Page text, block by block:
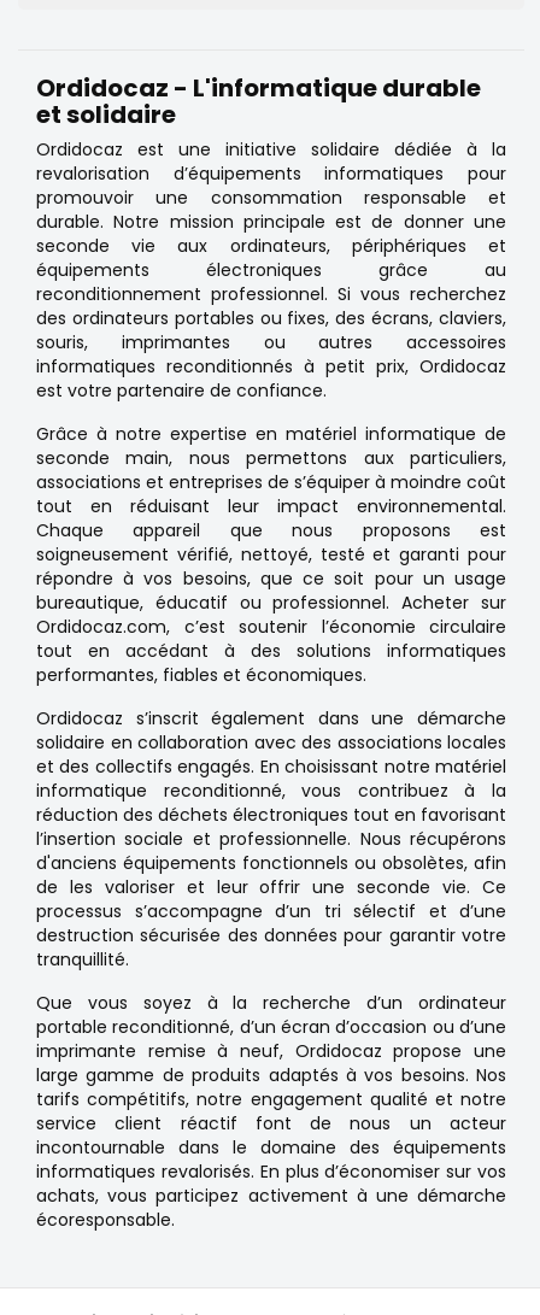
Ordidocaz - L'informatique durable
et solidaire
Ordidocaz est une initiative solidaire dédiée à la
revalorisation d’équipements informatiques pour
promouvoir une consommation responsable et
durable. Notre mission principale est de donner une
seconde vie aux ordinateurs, périphériques et
équipements électroniques grâce au
reconditionnement professionnel. Si vous recherchez
des ordinateurs portables ou fixes, des écrans, claviers,
souris, imprimantes ou autres accessoires
informatiques reconditionnés à petit prix, Ordidocaz
est votre partenaire de confiance.
Grâce à notre expertise en matériel informatique de
seconde main, nous permettons aux particuliers,
associations et entreprises de s’équiper à moindre coût
tout en réduisant leur impact environnemental.
Chaque appareil que nous proposons est
soigneusement vérifié, nettoyé, testé et garanti pour
répondre à vos besoins, que ce soit pour un usage
bureautique, éducatif ou professionnel. Acheter sur
Ordidocaz.com, c’est soutenir l’économie circulaire
tout en accédant à des solutions informatiques
performantes, fiables et économiques.
Ordidocaz s’inscrit également dans une démarche
solidaire en collaboration avec des associations locales
et des collectifs engagés. En choisissant notre matériel
informatique reconditionné, vous contribuez à la
réduction des déchets électroniques tout en favorisant
l’insertion sociale et professionnelle. Nous récupérons
d'anciens équipements fonctionnels ou obsolètes, afin
de les valoriser et leur offrir une seconde vie. Ce
processus s’accompagne d’un tri sélectif et d’une
destruction sécurisée des données pour garantir votre
tranquillité.
Que vous soyez à la recherche d’un ordinateur
portable reconditionné, d’un écran d’occasion ou d’une
imprimante remise à neuf, Ordidocaz propose une
large gamme de produits adaptés à vos besoins. Nos
tarifs compétitifs, notre engagement qualité et notre
service client réactif font de nous un acteur
incontournable dans le domaine des équipements
informatiques revalorisés. En plus d’économiser sur vos
achats, vous participez activement à une démarche
écoresponsable.